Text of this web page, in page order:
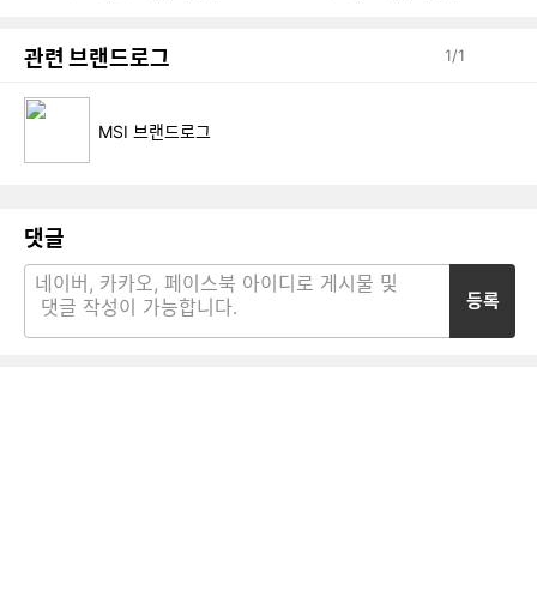
관련 브랜드로그 1/1
MSI 브랜드로그
댓글
등록